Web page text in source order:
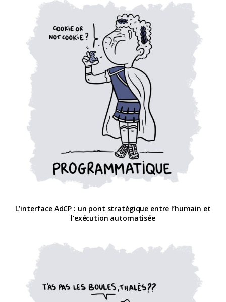
L’interface AdCP : un pont stratégique entre l’humain et
l’exécution automatisée